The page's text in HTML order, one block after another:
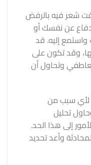
شعر فيه بالرفض
عن نفسك أو
واستمع إليه. قد
وقد تكون على
وتحاول أن
لأي سبب من
تحليل
إلى هذا الحد.
وأعد تحديد